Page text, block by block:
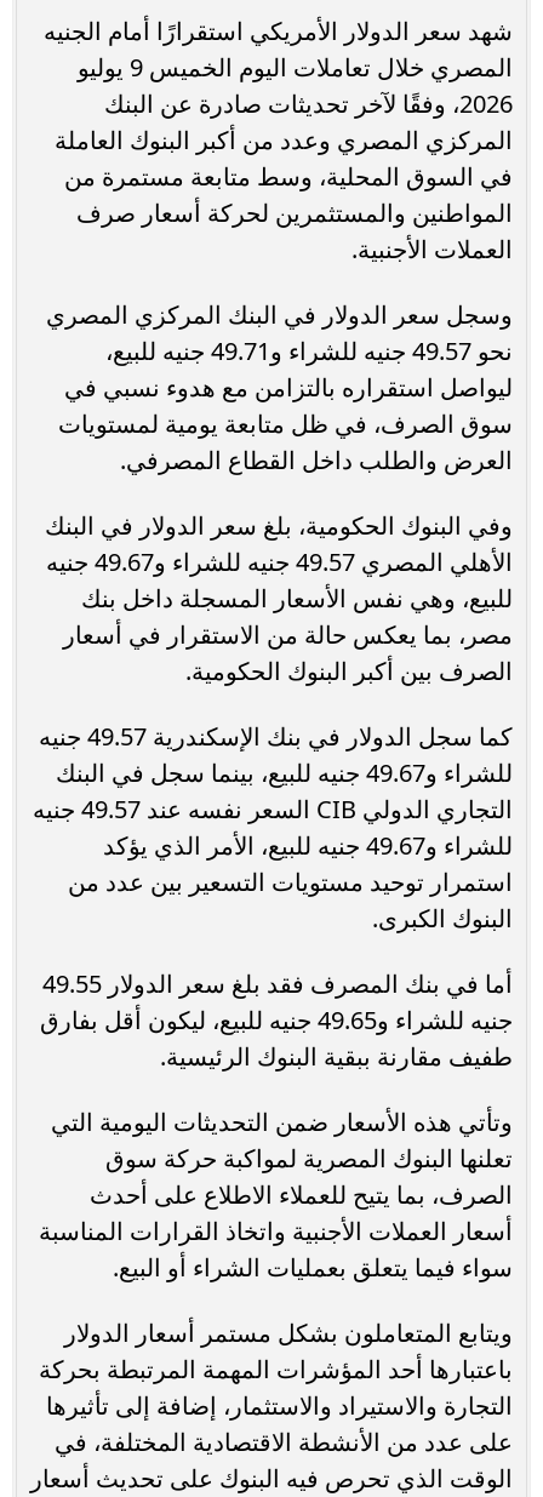
شهد سعر الدولار الأمريكي استقرارًا أمام الجنيه
المصري خلال تعاملات اليوم الخميس 9 يوليو
2026، وفقًا لآخر تحديثات صادرة عن البنك
المركزي المصري وعدد من أكبر البنوك العاملة
في السوق المحلية، وسط متابعة مستمرة من
المواطنين والمستثمرين لحركة أسعار صرف
العملات الأجنبية.
وسجل سعر الدولار في البنك المركزي المصري
نحو 49.57 جنيه للشراء و49.71 جنيه للبيع،
ليواصل استقراره بالتزامن مع هدوء نسبي في
سوق الصرف، في ظل متابعة يومية لمستويات
العرض والطلب داخل القطاع المصرفي.
وفي البنوك الحكومية، بلغ سعر الدولار في البنك
الأهلي المصري 49.57 جنيه للشراء و49.67 جنيه
للبيع، وهي نفس الأسعار المسجلة داخل بنك
مصر، بما يعكس حالة من الاستقرار في أسعار
الصرف بين أكبر البنوك الحكومية.
كما سجل الدولار في بنك الإسكندرية 49.57 جنيه
للشراء و49.67 جنيه للبيع، بينما سجل في البنك
التجاري الدولي CIB السعر نفسه عند 49.57 جنيه
للشراء و49.67 جنيه للبيع، الأمر الذي يؤكد
استمرار توحيد مستويات التسعير بين عدد من
البنوك الكبرى.
أما في بنك المصرف فقد بلغ سعر الدولار 49.55
جنيه للشراء و49.65 جنيه للبيع، ليكون أقل بفارق
طفيف مقارنة ببقية البنوك الرئيسية.
وتأتي هذه الأسعار ضمن التحديثات اليومية التي
تعلنها البنوك المصرية لمواكبة حركة سوق
الصرف، بما يتيح للعملاء الاطلاع على أحدث
أسعار العملات الأجنبية واتخاذ القرارات المناسبة
سواء فيما يتعلق بعمليات الشراء أو البيع.
ويتابع المتعاملون بشكل مستمر أسعار الدولار
باعتبارها أحد المؤشرات المهمة المرتبطة بحركة
التجارة والاستيراد والاستثمار، إضافة إلى تأثيرها
على عدد من الأنشطة الاقتصادية المختلفة، في
الوقت الذي تحرص فيه البنوك على تحديث أسعار